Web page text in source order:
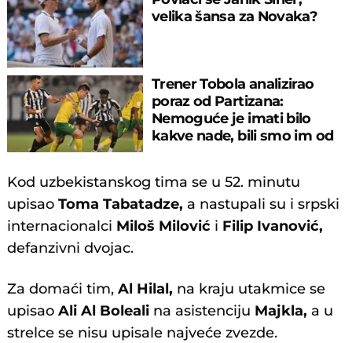
velika šansa za Novaka?
Trener Tobola analizirao
poraz od Partizana:
Nemoguće je imati bilo
kakve nade, bili smo im od
Kod uzbekistanskog tima se u 52. minutu
upisaoToma Tabatadze, a nastupali su i srpski
internacionalci Miloš Milović i Filip Ivanović,
defanzivni dvojac.
Za domaći tim,Al Hilal, na kraju utakmice se
upisaoAli Al Boleali na asistenciju Majkla, a u
strelce se nisu upisale najveće zvezde.